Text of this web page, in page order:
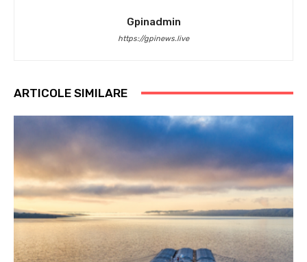
Gpinadmin
https://gpinews.live
ARTICOLE SIMILARE